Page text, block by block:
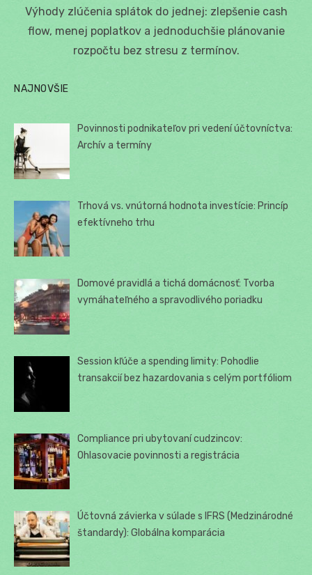
Výhody zlúčenia splátok do jednej: zlepšenie cash
flow, menej poplatkov a jednoduchšie plánovanie
rozpočtu bez stresu z termínov.
NAJNOVŠIE
Povinnosti podnikateľov pri vedení účtovníctva:
Archív a termíny
Trhová vs. vnútorná hodnota investície: Princíp
efektívneho trhu
Domové pravidlá a tichá domácnosť: Tvorba
vymáhateľného a spravodlivého poriadku
Session kľúče a spending limity: Pohodlie
transakcií bez hazardovania s celým portfóliom
Compliance pri ubytovaní cudzincov:
Ohlasovacie povinnosti a registrácia
Účtovná závierka v súlade s IFRS (Medzinárodné
štandardy): Globálna komparácia